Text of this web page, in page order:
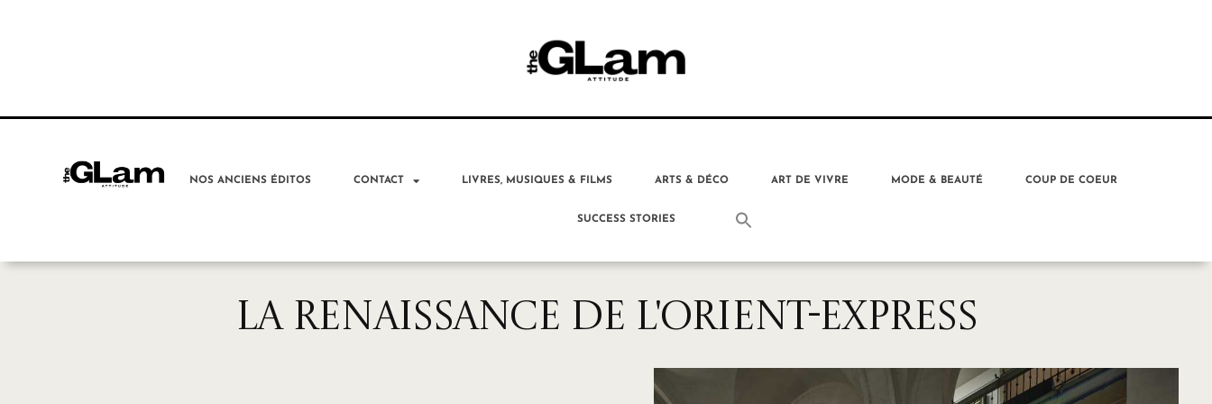
NOS ANCIENS ÉDITOS CONTACT LIVRES, MUSIQUES & FILMS ARTS & DÉCO ART DE VIVRE MODE & BEAUTÉ COUP DE COEUR
SUCCESS STORIES
LA RENAISSANCE DE L'ORIENT-EXPRESS